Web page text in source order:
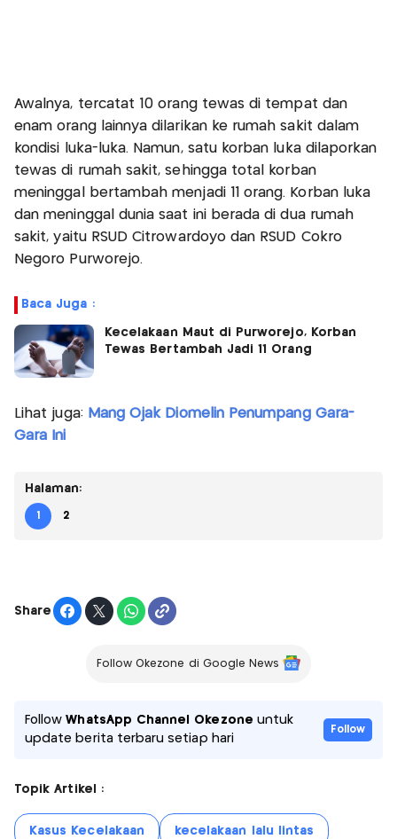
Awalnya, tercatat 10 orang tewas di tempat dan
enam orang lainnya dilarikan ke rumah sakit dalam
kondisi luka-luka. Namun, satu korban luka dilaporkan
tewas di rumah sakit, sehingga total korban
meninggal bertambah menjadi 11 orang. Korban luka
dan meninggal dunia saat ini berada di dua rumah
sakit, yaitu RSUD Citrowardoyo dan RSUD Cokro
Negoro Purworejo.
Baca Juga :
Kecelakaan Maut di Purworejo, Korban
Tewas Bertambah Jadi 11 Orang
Lihat juga: Mang Ojak Diomelin Penumpang Gara-
Gara Ini
Halaman:
1 2
Share
Follow Okezone di Google News
FollowWhatsApp Channel Okezone untuk
update berita terbaru setiap hari
Follow
Topik Artikel :
Kasus Kecelakaan kecelakaan lalu lintas